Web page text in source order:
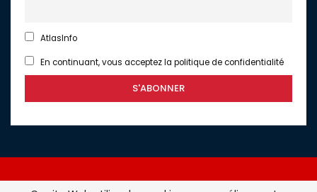
AtlasInfo
En continuant, vous acceptez la politique de confidentialité